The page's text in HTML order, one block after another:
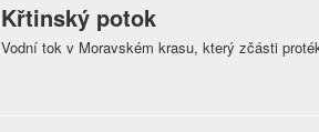
Křtinský potok
Vodní tok v Moravském krasu, který zčásti